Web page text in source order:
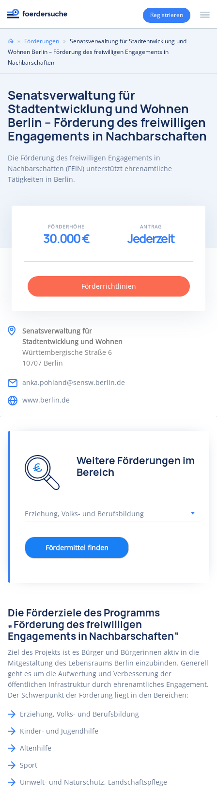
Registrieren
Sie
sind
hier
» Förderungen » Senatsverwaltung für Stadtentwicklung und
Wohnen Berlin – Förderung des freiwilligen Engagements in
Nachbarschaften
Senatsverwaltung für
Stadtentwicklung und Wohnen
Berlin – Förderung des freiwilligen
Engagements in Nachbarschaften
Die Förderung des freiwilligen Engagements in
Nachbarschaften (FEIN) unterstützt ehrenamtliche
Tätigkeiten in Berlin.
Senatsverwaltung für
Stadtentwicklung und Wohnen
Württembergische Straße 6
10707 Berlin
anka.pohland@sensw.berlin.de
www.berlin.de
FÖRDERHÖHE
30.000 €
ANTRAG
Jederzeit
Förderrichtlinien
Weitere Förderungen im
Bereich
Fördermittel finden
Die Förderziele des Programms
„Förderung des freiwilligen
Engagements in Nachbarschaften“
Ziel des Projekts ist es Bürger und Bürgerinnen aktiv in die
Mitgestaltung des Lebensraums Berlin einzubinden. Generell
geht es um die Aufwertung und Verbesserung der
öffentlichen Infrastruktur durch ehrenamtliches Engagement.
Der Schwerpunkt der Förderung liegt in den Bereichen:
Erziehung, Volks- und Berufsbildung
Kinder- und Jugendhilfe
Altenhilfe
Sport
Umwelt- und Naturschutz, Landschaftspflege